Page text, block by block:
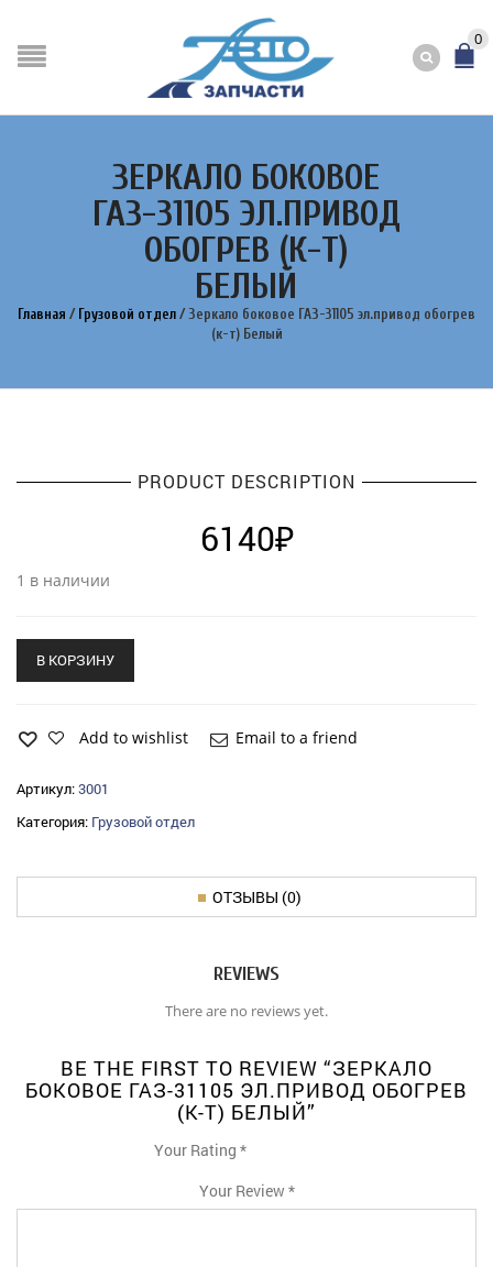
0
ЗЕРКАЛО БОКОВОЕ
ГАЗ-31105 ЭЛ.ПРИВОД
ОБОГРЕВ (К-Т)
БЕЛЫЙ
Главная / Грузовой отдел / Зеркало боковое ГАЗ-31105 эл.привод обогрев
(к-т) Белый
PRODUCT DESCRIPTION
6140₽
1 в наличии
В КОРЗИНУ
Add to wishlist Email to a friend
Артикул:3001
Категория: Грузовой отдел
ОТЗЫВЫ (0)
REVIEWS
There are no reviews yet.
BE THE FIRST TO REVIEW “ЗЕРКАЛО
БОКОВОЕ ГАЗ-31105 ЭЛ.ПРИВОД ОБОГРЕВ
(К-Т) БЕЛЫЙ”
Your Rating *
1 4
Your Review *